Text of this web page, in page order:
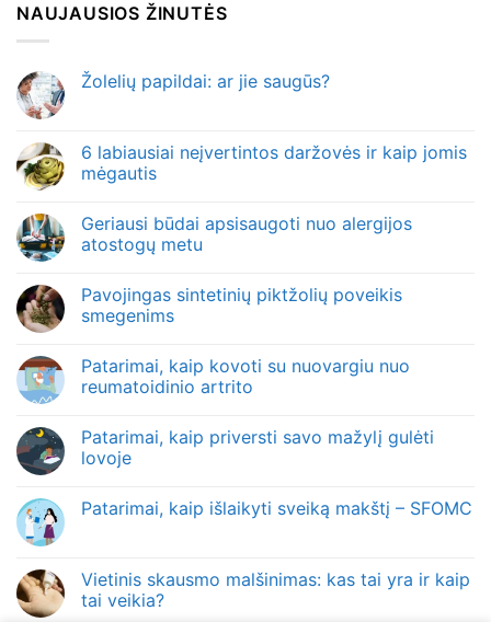
NAUJAUSIOS ŽINUTĖS
Žolelių papildai: ar jie saugūs?
6 labiausiai neįvertintos daržovės ir kaip jomis
mėgautis
Geriausi būdai apsisaugoti nuo alergijos
atostogų metu
Pavojingas sintetinių piktžolių poveikis
smegenims
Patarimai, kaip kovoti su nuovargiu nuo
reumatoidinio artrito
Patarimai, kaip priversti savo mažylį gulėti
lovoje
Patarimai, kaip išlaikyti sveiką makštį – SFOMC
Vietinis skausmo malšinimas: kas tai yra ir kaip
tai veikia?